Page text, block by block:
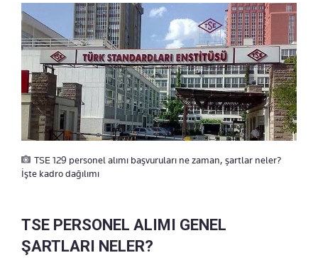
TSE 129 personel alımı başvuruları ne zaman, şartlar neler?
İşte kadro dağılımı
TSE PERSONEL ALIMI GENEL
ŞARTLARI NELER?